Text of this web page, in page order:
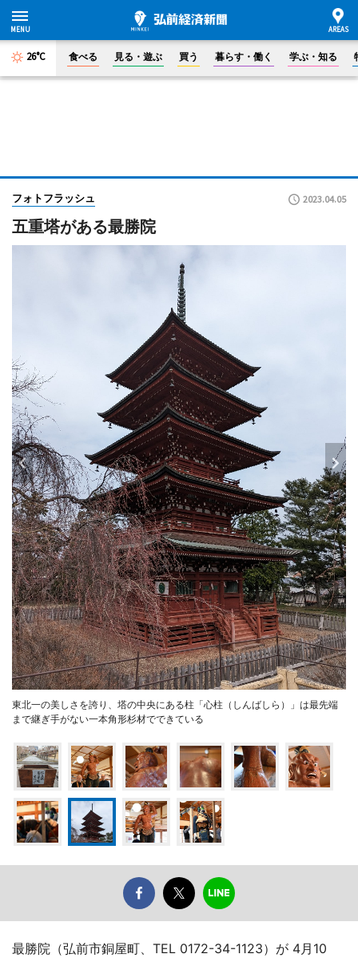
26°C 食べる 見る・遊ぶ 買う 暮らす・働く 学ぶ・知る
フォトフラッシュ 2023.04.05
五重塔がある最勝院
東北一の美しさを誇り、塔の中央にある柱「心柱（しんばしら）」は最先端
まで継ぎ手がない一本角形杉材でできている
最勝院（弘前市銅屋町、TEL 0172-34-1123）が 4月10